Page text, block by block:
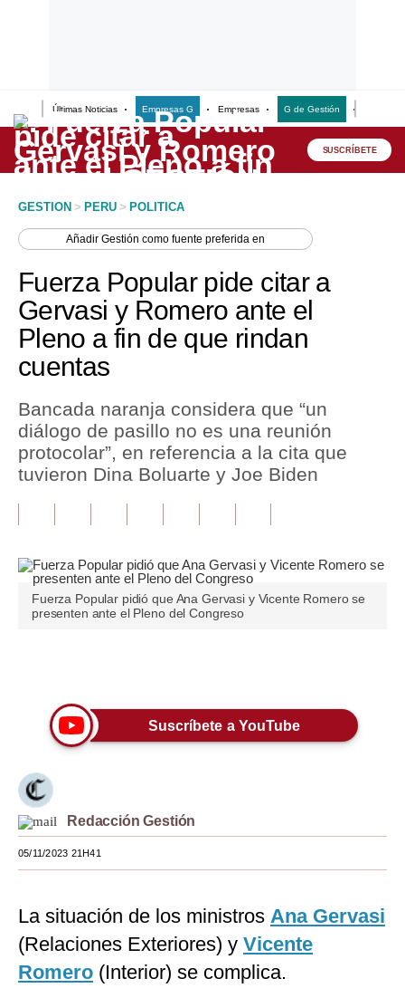
Últimas Noticias Empresas G Empresas G de Gestión
Lo último
Peru Quiosco
Economía
Mercados
Perú
Política
Tu Dinero
Finanzas Personales
Opinión
Editorial
Tendencias
Viajes
Moda
Estilos
Mundo
EEUU
México
SUSCRÍBETE
GESTION > PERU > POLITICA
AñadirGestión como fuente preferida en
Fuerza Popular pide citar a
Gervasi y Romero ante el
Pleno a fin de que rindan
cuentas
Bancada naranja considera que “un
diálogo de pasillo no es una reunión
protocolar”, en referencia a la cita que
tuvieron Dina Boluarte y Joe Biden
Fuerza Popular pidió que Ana Gervasi y Vicente Romero se
presenten ante el Pleno del Congreso
Suscríbete a YouTube
Redacción Gestión
05/11/2023 21H41
La situación de los ministros Ana Gervasi
(Relaciones Exteriores) y Vicente
Romero (Interior) se complica.